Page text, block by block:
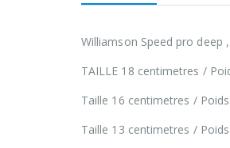
Williamson Speed pro deep
TAILLE 18 centimetres /
Taille 16 centimetres /
Taille 13 centimetres /